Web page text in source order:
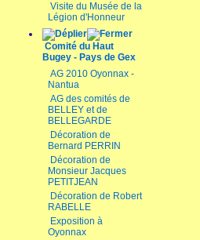
Visite du Musée de la
Légion d'Honneur
Comité du Haut
Bugey - Pays de Gex
AG 2010 Oyonnax -
Nantua
AG des comités de
BELLEY et de
BELLEGARDE
Décoration de
Bernard PERRIN
Décoration de
Monsieur Jacques
PETITJEAN
Décoration de Robert
RABELLE
Exposition à
Oyonnax